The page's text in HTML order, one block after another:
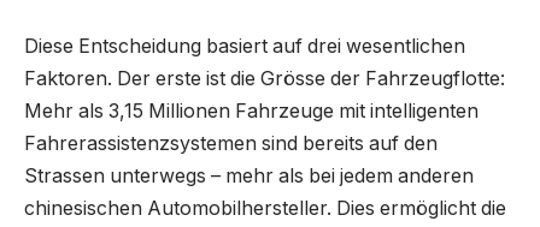
Diese Entscheidung basiert auf drei wesentlichen
Faktoren. Der erste ist die Grösse der Fahrzeugflotte:
Mehr als 3,15 Millionen Fahrzeuge mit intelligenten
Fahrerassistenzsystemen sind bereits auf den
Strassen unterwegs – mehr als bei jedem anderen
chinesischen Automobilhersteller. Dies ermöglicht die